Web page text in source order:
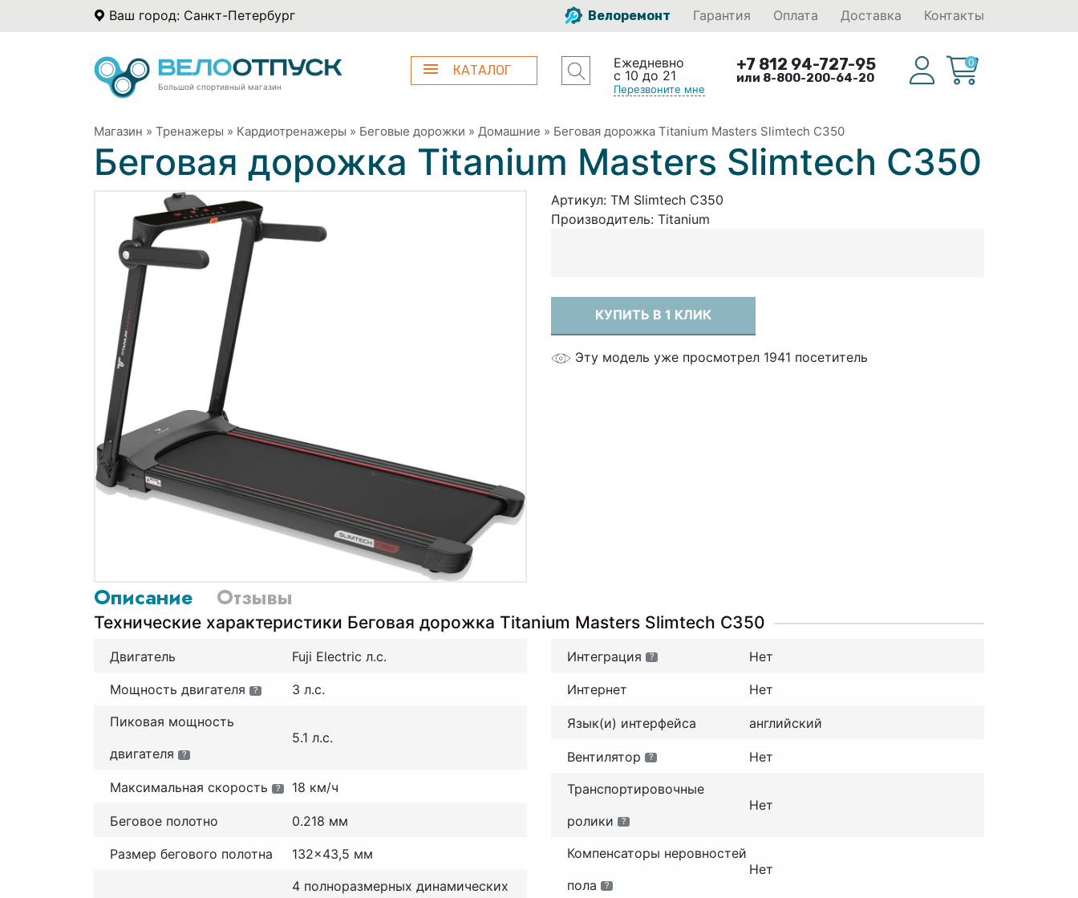
Ваш город: Санкт-Петербург Велоремонт Гарантия Оплата Доставка Контакты
Большой спортивный магазин
КАТАЛОГ
Ежедневно
с 10 до 21
Перезвоните мне
+7 812 94-727-95
или 8-800-200-64-20
0
Магазин » Тренажеры » Кардиотренажеры » Беговые дорожки » Домашние » Беговая дорожка Titanium Masters Slimtech C350
Беговая дорожка Titanium Masters Slimtech C350
Артикул: TM Slimtech C350
Производитель: Titanium
КУПИТЬ В 1 КЛИК
Эту модель уже просмотрел 1941 посетитель
Описание Отзывы
Технические характеристики Беговая дорожка Titanium Masters Slimtech C350
Двигатель Fuji Electric л.с.
Мощность двигателя ?
3 л.с.
Пиковая мощность
двигателя
?
5.1 л.с.
Максимальная скорость ? 18 км/ч
Беговое полотно 0.218 мм
Размер бегового полотна 132x43,5 мм
4 полноразмерных динамических
Интеграция ? Нет
Интернет Нет
Язык(и) интерфейса английский
Вентилятор ?
Нет
Транспортировочные
ролики
?
Нет
Компенсаторы неровностей
пола
?
Нет